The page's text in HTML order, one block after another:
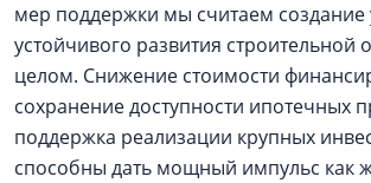
мер поддержки мы считаем создание
устойчивого развития строительной
целом. Снижение стоимости
сохранение доступности ипотечных
поддержка реализации крупных
способны дать мощный импульс как